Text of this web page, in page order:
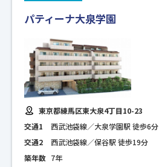
パティーナ大泉学園
東京都練馬区東大泉4丁目10-23
交通1
西武池袋線／大泉学園駅 徒歩6分
交通2
西武池袋線／保谷駅 徒歩19分
築年数 7年